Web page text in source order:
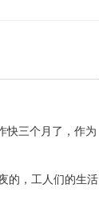
快三个月了，作为
的，工人们的生活